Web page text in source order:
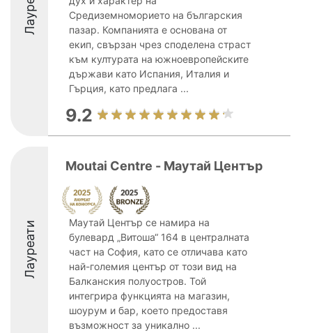
Средиземноморието на българския
пазар. Компанията е основана от
екип, свързан чрез споделена страст
към културата на южноевропейските
държави като Испания, Италия и
Гърция, като предлага ...
9.2
Лауреати
Moutai Centre - Маутай Център
Маутай Център се намира на
булевард „Витоша“ 164 в централната
част на София, като се отличава като
най-големия център от този вид на
Балканския полуостров. Той
интегрира функцията на магазин,
шоурум и бар, което предоставя
възможност за уникално ...